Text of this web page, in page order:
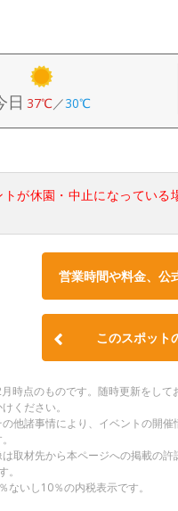
日 37℃／30℃
が休園・中止になっている
営業時間や料金、公
このスポット
時点のものです。随時更新をし
ください。
他諸事情により、イベントの開
取材先から本ページへの掲載の
。
いし10％の内税表示です。